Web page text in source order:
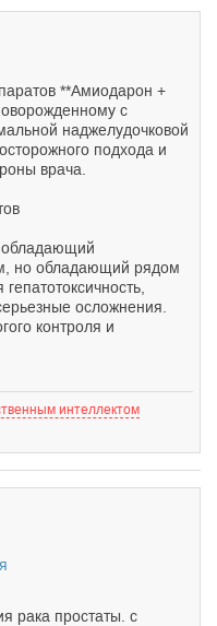
**Амиодарон +
с
наджелудочковой
подхода и
врача.
но обладающий рядом
осложнения.
контроля и
интеллектом
рака простаты. с